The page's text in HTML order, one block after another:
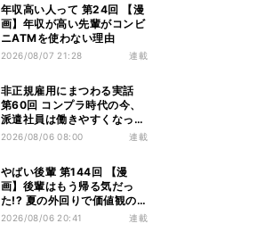
年収高い人って 第24回 【漫
画】年収が高い先輩がコンビ
ニATMを使わない理由
2026/08/07 21:28 連載
非正規雇用にまつわる実話
第60回 コンプラ時代の今、
派遣社員は働きやすくなっ
た?
2026/08/06 08:00 連載
やばい後輩 第144回 【漫
画】後輩はもう帰る気だっ
た!? 夏の外回りで価値観の
違いを実感
2026/08/06 20:41 連載